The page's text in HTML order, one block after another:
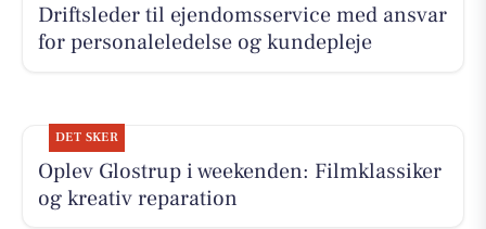
Driftsleder til ejendomsservice med ansvar
for personaleledelse og kundepleje
DET SKER
Oplev Glostrup i weekenden: Filmklassiker
og kreativ reparation